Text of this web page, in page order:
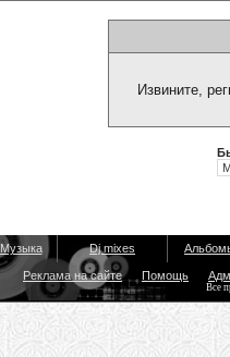
Извините,
Музыка Dj mixes
Реклама на сайте Помощь
Все